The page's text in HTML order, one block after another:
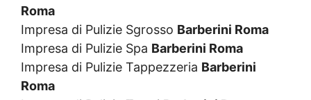
Roma
Impresa di Pulizie Sgrosso Barberini Roma
Impresa di Pulizie Spa Barberini Roma
Impresa di Pulizie Tappezzeria Barberini
Roma